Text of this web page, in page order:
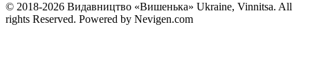
© 2018-2026 Видавництво «Вишенька» Ukraine, Vinnitsa. All
rights Reserved. Powered by Nevigen.com